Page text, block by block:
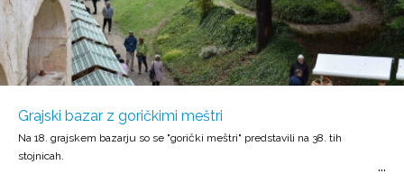
Grajski bazar z goričkimi meštri
Na 18. grajskem bazarju so se "gorički meštri" predstavili na 38. tih
stojnicah.